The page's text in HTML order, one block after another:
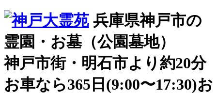
兵庫県神戸市の
霊園・お墓（公園墓地）
神戸市街・明石市より約20分
お車なら365日(9:00〜17:30)お